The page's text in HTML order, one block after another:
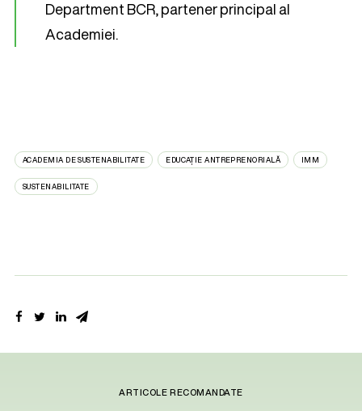
Department BCR, partener principal al
Academiei.
ACADEMIA DE SUSTENABILITATE EDUCAȚIE ANTREPRENORIALĂ IMM
SUSTENABILITATE
ARTICOLE RECOMANDATE